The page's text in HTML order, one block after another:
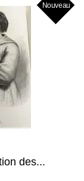
Nouveau
des...